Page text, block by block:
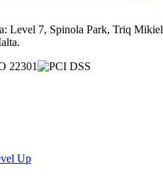
Level 7, Spinola Park, Triq Mikiel
Up